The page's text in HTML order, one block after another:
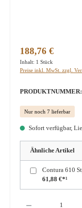
Regulärer Preis:
188,76 €
Inhalt: 1 Stück
Preise inkl. MwSt. zzgl.
PRODUKTNUMMER:
Nur noch 7 lieferbar
Sofort verfügbar,
Ähnliche Artikel
Contura 610
61,88 €*¹